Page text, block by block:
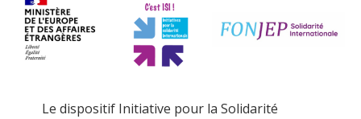
Le dispositif Initiative pour la Solidarité